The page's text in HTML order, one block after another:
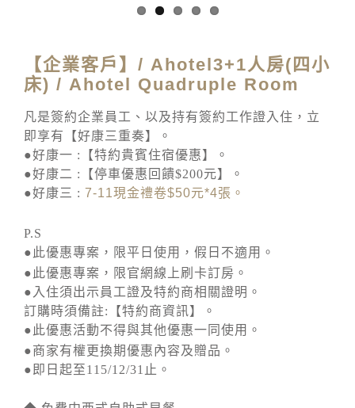
【企業客戶】/ Ahotel3+1人房(四小
床) / Ahotel Quadruple Room
凡是簽約企業員工、以及持有簽約工作證入住，立
即享有【好康三重奏】。
●好康一 :【特約貴賓住宿優惠】。
●好康二 :【停車優惠回饋$200元】。
●好康三 : 7-11現金禮卷$50元*4張。
P.S
●此優惠專案，限平日使用，假日不適用。
●此優惠專案，限官網線上刷卡訂房。
●入住須出示員工證及特約商相關證明。
訂購時須備註:【特約商資訊】。
●此優惠活動不得與其他優惠一同使用。
●商家有權更換期優惠內容及贈品。
●即日起至115/12/31止。